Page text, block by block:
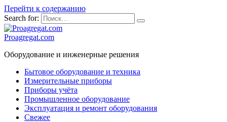
Перейти к содержанию
Search for:
Proagregat.com
Оборудование и инженерные решения
Бытовое оборудование и техника
Измерительные приборы
Приборы учёта
Промышленное оборудование
Эксплуатация и ремонт оборудования
Свежее